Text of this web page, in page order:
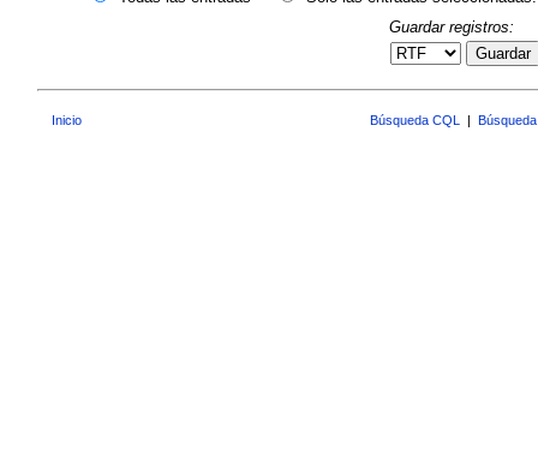
Guardar registros:
Guardar
Inicio Búsqueda CQL